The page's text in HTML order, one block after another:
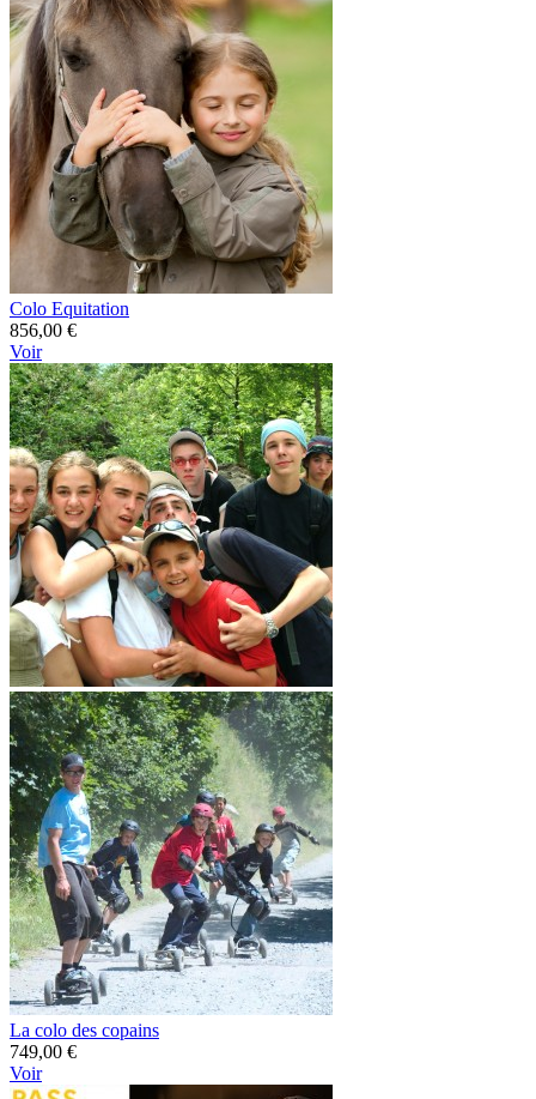
Colo Equitation
856,00 €
Voir
La colo des copains
749,00 €
Voir